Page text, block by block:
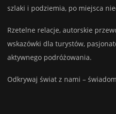
szlaki i podziemia, po miejsca
Rzetelne relacje, autorskie
wskazówki dla turystów,
aktywnego podróżowania.
Odkrywaj świat z nami –